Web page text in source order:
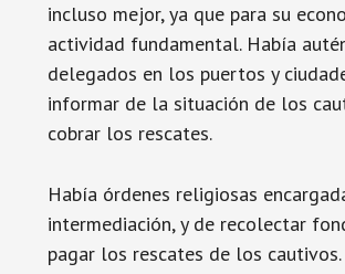
incluso mejor, ya que para su
actividad fundamental. Había
delegados en los puertos y
informar de la situación de los
cobrar los rescates.
Había órdenes religiosas
intermediación, y de recolectar
pagar los rescates de los cautivos.